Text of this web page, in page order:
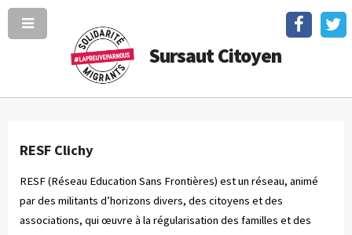
Sursaut Citoyen
RESF Clichy
RESF (Réseau Education Sans Frontières) est un réseau, animé
par des militants d’horizons divers, des citoyens et des
associations, qui œuvre à la régularisation des familles et des